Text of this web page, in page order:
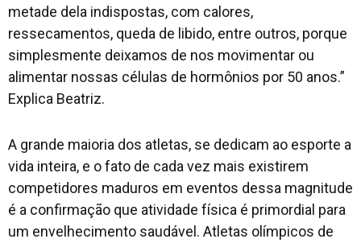
metade dela indispostas, com calores,
ressecamentos, queda de libido, entre outros, porque
simplesmente deixamos de nos movimentar ou
alimentar nossas células de hormônios por 50 anos.”
Explica Beatriz.
A grande maioria dos atletas, se dedicam ao esporte a
vida inteira, e o fato de cada vez mais existirem
competidores maduros em eventos dessa magnitude
é a confirmação que atividade física é primordial para
um envelhecimento saudável. Atletas olímpicos de